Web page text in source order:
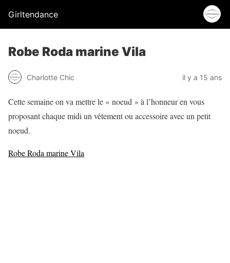
Girltendance
Robe Roda marine Vila
Charlotte Chic il y a 15 ans
Cette semaine on va mettre le « noeud » à l’honneur en vous
proposant chaque midi un vêtement ou accessoire avec un petit
noeud.
Robe Roda marine Vila